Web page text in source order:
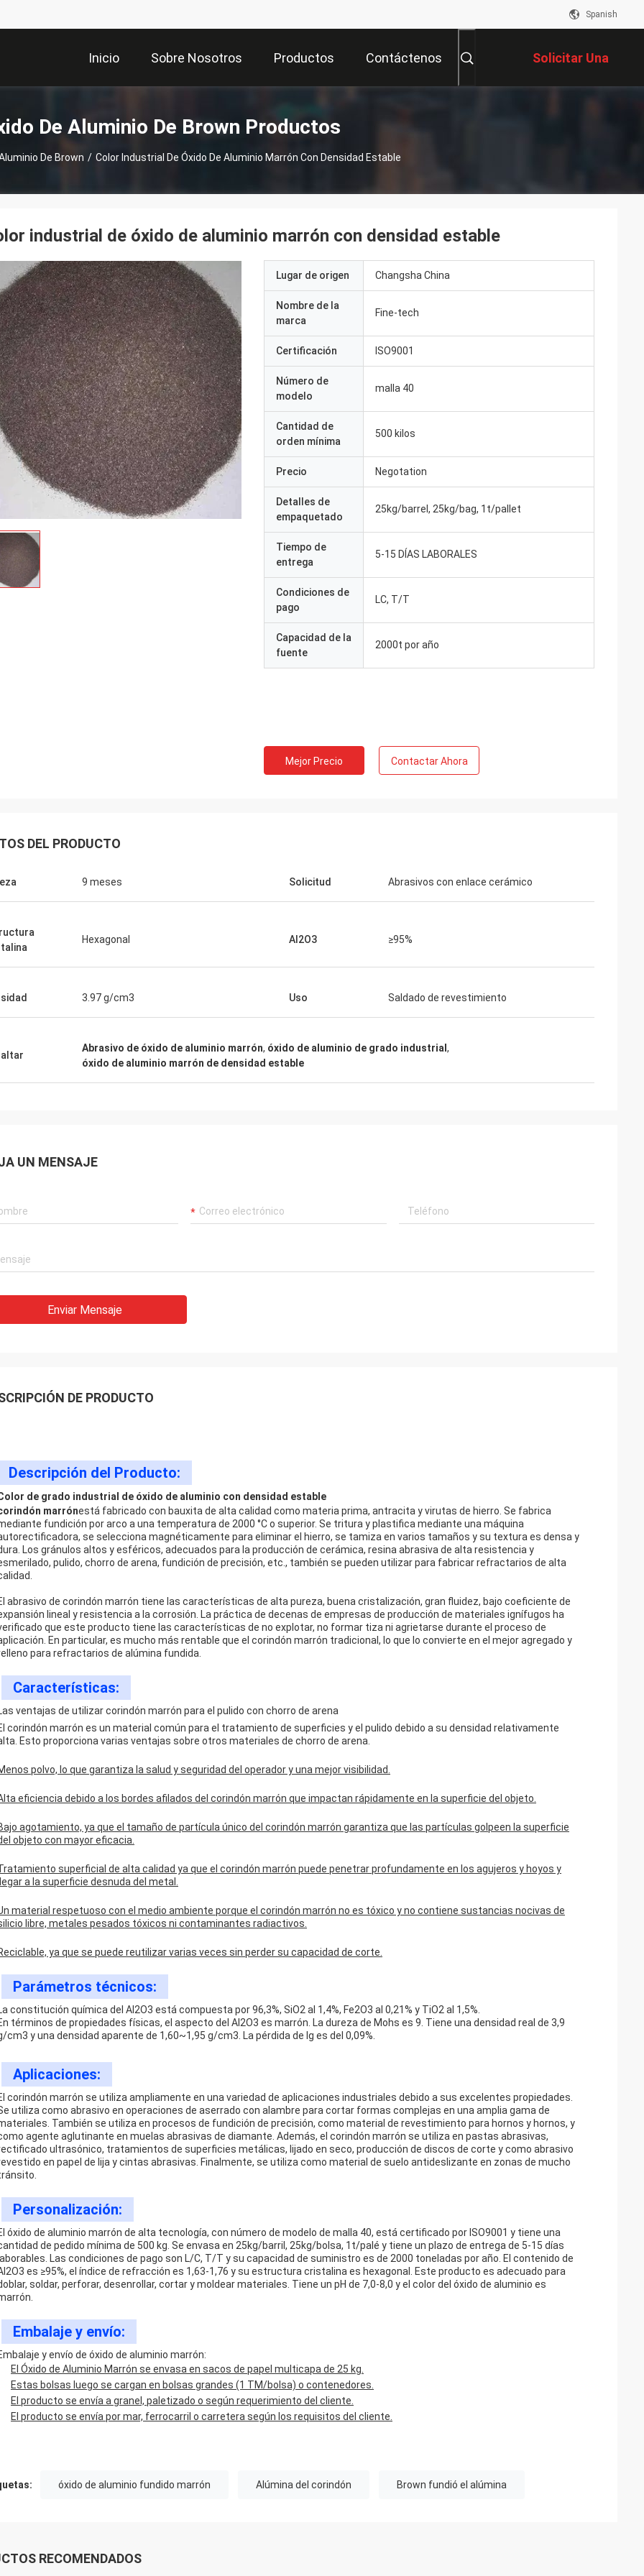
Spanish
Inicio Sobre Nosotros Productos Contáctenos Solicitar Una
Cotización
De Aluminio De Brown Productos
De Brown / Color Industrial De Óxido De Aluminio Marrón Con Densidad Estable
industrial de óxido de aluminio marrón con densidad estable
Lugar de origen Changsha China
Nombre de la
marca
Fine-tech
Certificación ISO9001
Número de
modelo
malla 40
Cantidad de
orden mínima
500 kilos
Precio Negotation
Detalles de
empaquetado
25kg/barrel, 25kg/bag, 1t/pallet
Tiempo de
entrega
5-15 DÍAS LABORALES
Condiciones de
pago
LC, T/T
Capacidad de la
fuente
2000t por año
Mejor Precio Contactar Ahora
DEL PRODUCTO
9 meses Solicitud Abrasivos con enlace cerámico
Hexagonal Al2O3 ≥95%
3.97 g/cm3 Uso Saldado de revestimiento
Abrasivo de óxido de aluminio marrón, óxido de aluminio de grado industrial ,
óxido de aluminio marrón de densidad estable
UN MENSAJE
Enviar Mensaje
DE PRODUCTO
Descripción del Producto:
de grado industrial de óxido de aluminio con densidad estable
marrónestá fabricado con bauxita de alta calidad como materia prima, antracita y virutas de hierro. Se fabrica
fundición por arco a una temperatura de 2000 °C o superior. Se tritura y plastifica mediante una máquina
se selecciona magnéticamente para eliminar el hierro, se tamiza en varios tamaños y su textura es densa y
Los gránulos altos y esféricos, adecuados para la producción de cerámica, resina abrasiva de alta resistencia y
pulido, chorro de arena, fundición de precisión, etc., también se pueden utilizar para fabricar refractarios de alta
abrasivo de corindón marrón tiene las características de alta pureza, buena cristalización, gran fluidez, bajo coeficiente de
lineal y resistencia a la corrosión. La práctica de decenas de empresas de producción de materiales ignífugos ha
que este producto tiene las características de no explotar, no formar tiza ni agrietarse durante el proceso de
En particular, es mucho más rentable que el corindón marrón tradicional, lo que lo convierte en el mejor agregado y
para refractarios de alúmina fundida.
Características:
ventajas de utilizar corindón marrón para el pulido con chorro de arena
corindón marrón es un material común para el tratamiento de superficies y el pulido debido a su densidad relativamente
Esto proporciona varias ventajas sobre otros materiales de chorro de arena.
polvo, lo que garantiza la salud y seguridad del operador y una mejor visibilidad.
eficiencia debido a los bordes afilados del corindón marrón que impactan rápidamente en la superficie del objeto.
agotamiento, ya que el tamaño de partícula único del corindón marrón garantiza que las partículas golpeen la superficie
objeto con mayor eficacia.
superficial de alta calidad ya que el corindón marrón puede penetrar profundamente en los agujeros y hoyos y
a la superficie desnuda del metal.
material respetuoso con el medio ambiente porque el corindón marrón no es tóxico y no contiene sustancias nocivas de
libre, metales pesados ​​tóxicos ni contaminantes radiactivos.
ya que se puede reutilizar varias veces sin perder su capacidad de corte.
Parámetros técnicos:
constitución química del Al2O3 está compuesta por 96,3%, SiO2 al 1,4%, Fe2O3 al 0,21% y TiO2 al 1,5%.
términos de propiedades físicas, el aspecto del Al2O3 es marrón. La dureza de Mohs es 9. Tiene una densidad real de 3,9
cm3 y una densidad aparente de 1,60~1,95 g/cm3. La pérdida de Ig es del 0,09%.
Aplicaciones:
corindón marrón se utiliza ampliamente en una variedad de aplicaciones industriales debido a sus excelentes propiedades.
utiliza como abrasivo en operaciones de aserrado con alambre para cortar formas complejas en una amplia gama de
También se utiliza en procesos de fundición de precisión, como material de revestimiento para hornos y hornos, y
agente aglutinante en muelas abrasivas de diamante. Además, el corindón marrón se utiliza en pastas abrasivas,
ultrasónico, tratamientos de superficies metálicas, lijado en seco, producción de discos de corte y como abrasivo
en papel de lija y cintas abrasivas. Finalmente, se utiliza como material de suelo antideslizante en zonas de mucho
Personalización:
óxido de aluminio marrón de alta tecnología, con número de modelo de malla 40, está certificado por ISO9001 y tiene una
de pedido mínima de 500 kg. Se envasa en 25kg/barril, 25kg/bolsa, 1t/palé y tiene un plazo de entrega de 5-15 días
Las condiciones de pago son L/C, T/T y su capacidad de suministro es de 2000 toneladas por año. El contenido de
es ≥95%, el índice de refracción es 1,63-1,76 y su estructura cristalina es hexagonal. Este producto es adecuado para
soldar, perforar, desenrollar, cortar y moldear materiales. Tiene un pH de 7,0-8,0 y el color del óxido de aluminio es
Embalaje y envío:
y envío de óxido de aluminio marrón:
El Óxido de Aluminio Marrón se envasa en sacos de papel multicapa de 25 kg.
Estas bolsas luego se cargan en bolsas grandes (1 TM/bolsa) o contenedores.
El producto se envía a granel, paletizado o según requerimiento del cliente.
El producto se envía por mar, ferrocarril o carretera según los requisitos del cliente.
óxido de aluminio fundido marrón Alúmina del corindón Brown fundió el alúmina
RECOMENDADOS